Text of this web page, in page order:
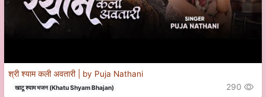
श्री श्याम कली अवतारी | by Puja Nathani
खाटू श्याम भजन (Khatu Shyam Bhajan) 290